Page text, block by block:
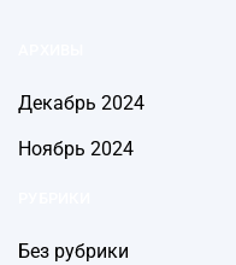
Декабрь 2024
Ноябрь 2024
Без рубрики